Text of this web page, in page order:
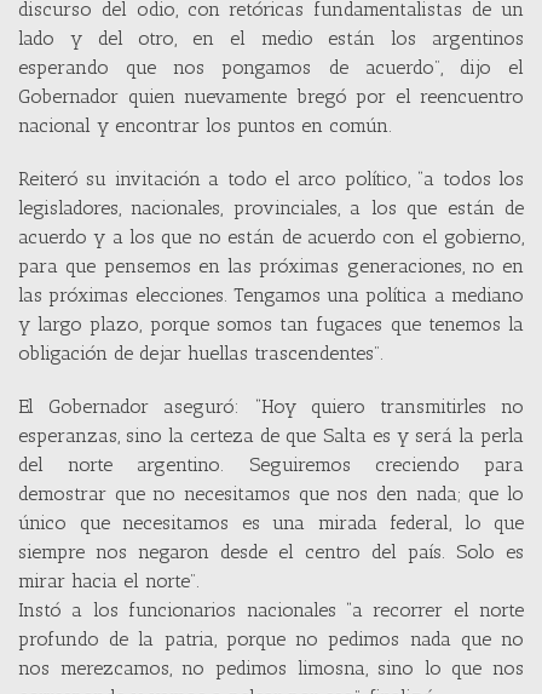
discurso del odio, con retóricas fundamentalistas de un
lado y del otro, en el medio están los argentinos
esperando que nos pongamos de acuerdo”, dijo el
Gobernador quien nuevamente bregó por el reencuentro
nacional y encontrar los puntos en común.
Reiteró su invitación a todo el arco político, “a todos los
legisladores, nacionales, provinciales, a los que están de
acuerdo y a los que no están de acuerdo con el gobierno,
para que pensemos en las próximas generaciones, no en
las próximas elecciones. Tengamos una política a mediano
y largo plazo, porque somos tan fugaces que tenemos la
obligación de dejar huellas trascendentes”.
El Gobernador aseguró: “Hoy quiero transmitirles no
esperanzas, sino la certeza de que Salta es y será la perla
del norte argentino. Seguiremos creciendo para
demostrar que no necesitamos que nos den nada; que lo
único que necesitamos es una mirada federal, lo que
siempre nos negaron desde el centro del país. Solo es
mirar hacia el norte”.
Instó a los funcionarios nacionales “a recorrer el norte
profundo de la patria, porque no pedimos nada que no
nos merezcamos, no pedimos limosna, sino lo que nos